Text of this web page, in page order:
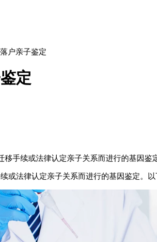
户亲子鉴定
定
手续或法律认定亲子关系而进行的基因鉴
或法律认定亲子关系而进行的基因鉴定。